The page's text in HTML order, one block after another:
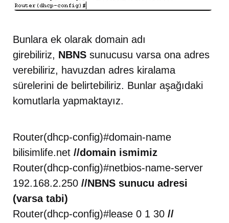
Bunlara ek olarak domain adı
girebiliriz, NBNS sunucusu varsa ona adres
verebiliriz, havuzdan adres kiralama
sürelerini de belirtebiliriz. Bunlar aşağıdaki
komutlarla yapmaktayız.
Router(dhcp-config)#domain-name
bilisimlife.net //domain ismimiz
Router(dhcp-config)#netbios-name-server
192.168.2.250 //NBNS sunucu adresi
(varsa tabi)
Router(dhcp-config)#lease 0 1 30 //